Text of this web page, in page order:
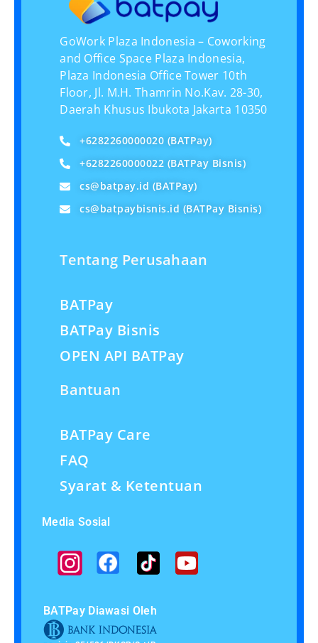
GoWork Plaza Indonesia – Coworking
and Office Space Plaza Indonesia,
Plaza Indonesia Office Tower 10th
Floor, Jl. M.H. Thamrin No.Kav. 28-30,
Daerah Khusus Ibukota Jakarta 10350
+6282260000020 (BATPay)
+6282260000022 (BATPay Bisnis)
cs@batpay.id (BATPay)
cs@batpaybisnis.id (BATPay Bisnis)
Tentang Perusahaan
BATPay
BATPay Bisnis
OPEN API BATPay
Bantuan
BATPay Care
FAQ
Syarat & Ketentuan
Media Sosial
BATPay Diawasi Oleh